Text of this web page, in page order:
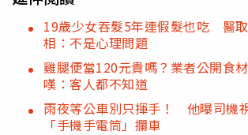
19歲少女吞髮5年連假髮也吃 醫
相：不是心理問題
雞腿便當120元貴嗎？業者公開食
嘆：客人都不知道
雨夜等公車別只揮手！ 他曝司機
「手機手電筒」攔車